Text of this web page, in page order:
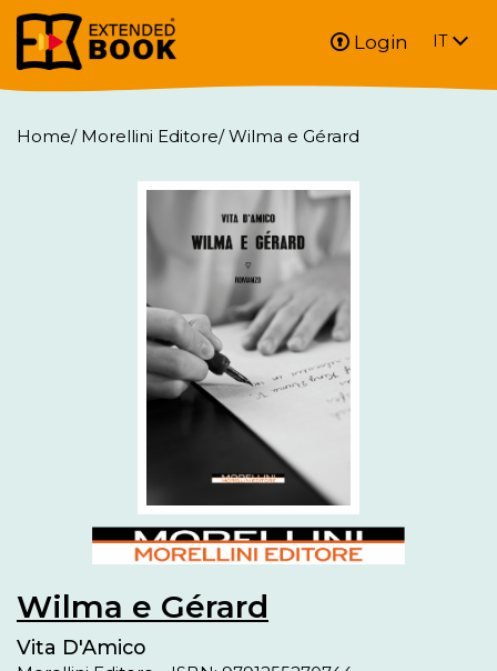
Login IT
Home/ Morellini Editore/ Wilma e Gérard
Wilma e Gérard
Vita D'Amico